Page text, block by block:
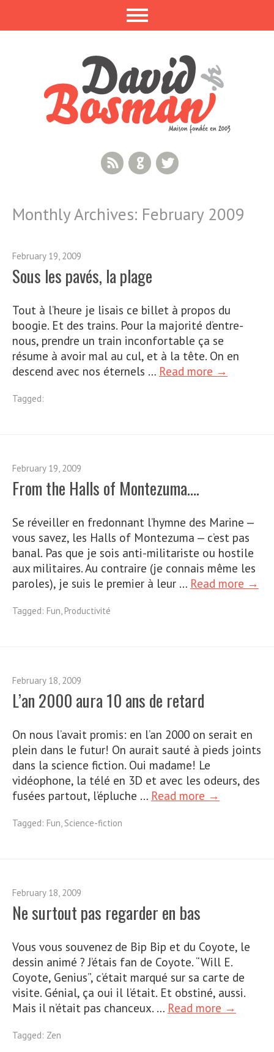
Twitter
GitHub
RSS Feed
Monthly Archives: February 2009
February 19, 2009
Sous les pavés, la plage
Tout à l’heure je lisais ce billet à propos du
boogie. Et des trains. Pour la majorité d’entre-
nous, prendre un train inconfortable ça se
résume à avoir mal au cul, et à la tête. On en
descend avec nos éternels … Read more →
Tagged:
February 19, 2009
From the Halls of Montezuma….
Se réveiller en fredonnant l’hymne des Marine —
vous savez, les Halls of Montezuma — c’est pas
banal. Pas que je sois anti-militariste ou hostile
aux militaires. Au contraire (je connais même les
paroles), je suis le premier à leur … Read more →
Tagged: Fun, Productivité
February 18, 2009
L’an 2000 aura 10 ans de retard
On nous l’avait promis: en l’an 2000 on serait en
plein dans le futur! On aurait sauté à pieds joints
dans la science fiction. Oui madame! Le
vidéophone, la télé en 3D et avec les odeurs, des
fusées partout, l’épluche … Read more →
Tagged: Fun, Science-fiction
February 18, 2009
Ne surtout pas regarder en bas
Vous vous souvenez de Bip Bip et du Coyote, le
dessin animé ? J’étais fan de Coyote. “Will E.
Coyote, Genius”, c’était marqué sur sa carte de
visite. Génial, ça oui il l’était. Et obstiné, aussi.
Mais il n’était pas chanceux. … Read more →
Tagged: Zen